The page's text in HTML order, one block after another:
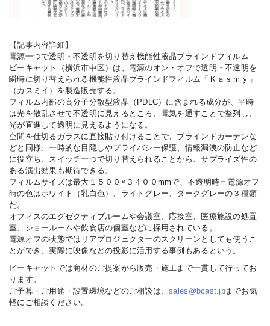
Column
よくある質問
045-263-9191
平日 9:00〜17:00 / 休業日 土日祝
【記事内容詳細】
電源一つで透明・不透明を切り替え機能性液晶ブラインドフィルム
ビーキャット（横浜市中区）は、電源のオン・オフで透明・不透明を
瞬時に切り替えられる機能性液晶ブラインドフィルム「Ｋａｓｍｙ」
（カスミイ）を製造販売する。
フィルム内部の高分子分散型液晶（PDLC）に含まれる成分が、平時
は光を散乱させて不透明に見えるところ、電気を通すことで整列し、
光が直進して透明に見えるようになる。
空間を仕切るガラスに直接貼り付けることで、ブラインドカーテンな
どと同様、一時的な目隠しやプライバシー保護、情報漏洩の防止など
に役立ち、スイッチ一つで切り替えられることから、サプライズ性の
ある演出効果も期待できる。
フィルムサイズは最大１５００×３４００mmで、不透明時＝電源オフ
時の色はホワイト（乳白色）、ライトグレー、ダークグレーの３種類
だ。
オフィスのエグゼクティブルームや会議室、応接室、医療施設の処置
室、ショールームや飲食店の個室などに採用されている。
電源オフの状態ではリアプロジェクターのスクリーンとしても使うこ
とができ、実際に映像などの投影に活用する事例もあるという。
ビーキャットでは商材のご提案から販売・施工まで一貫して行ってお
ります。
ご予算・ご用途・設置環境などのご相談は、sales@bcast.jpまでお気
軽にご相談ください。